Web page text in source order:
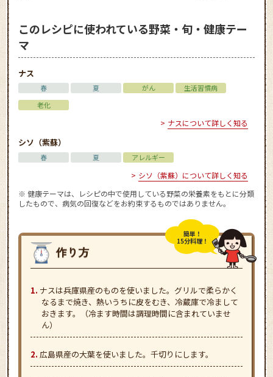
このレシピに使われている野菜・旬・健康テー
マ
ナス
春 夏 がん
生活習慣病
老化
ナスについて詳しく知る
シソ（紫蘇）
春 夏 アレルギー
シソ（紫蘇）について詳しく知る
※ 健康テーマは、レシピの中で使用している野菜の栄養素をもとに分類
したもので、病気の回復などをお約束するものではありません。
簡単！
15分料理！
ナスは兵庫県産のものを使いました。グリルで柔らかく
なるまで焼き、熱いうちに皮をむき、冷蔵庫で冷まして
おきます。（冷ます時間は調理時間に含まれていませ
ん）
広島県産の大葉を使いました。千切りにします。